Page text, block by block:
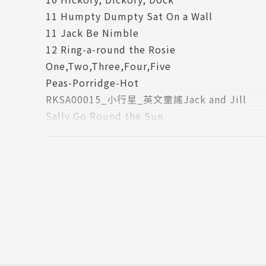
9.耶誕節到了，你可以為全世界的小朋友做點什
友過耶誕節，也能懂得感恩和回饋別人。
10.Catherine老師特別介紹一首可以進行團康遊
離，炒熱氣氛。
11.小小孩的小手、小腳最可愛，Catherine老師
情更加加溫。
12.花園裡開了好多玫瑰花，Catherine老師特別
13.四月除了兒童節還有復活節，Catherine老師
11 Humpty Dumpty Sat On a Wall
11 Jack Be Nimble
12 Ring-a-round the Rosie
One,Two,Three,Four,Five
Peas-Porridge-Hot
RKSA00015_小行星_英文童謠Jack and Jill
Sally Go Round the Sun